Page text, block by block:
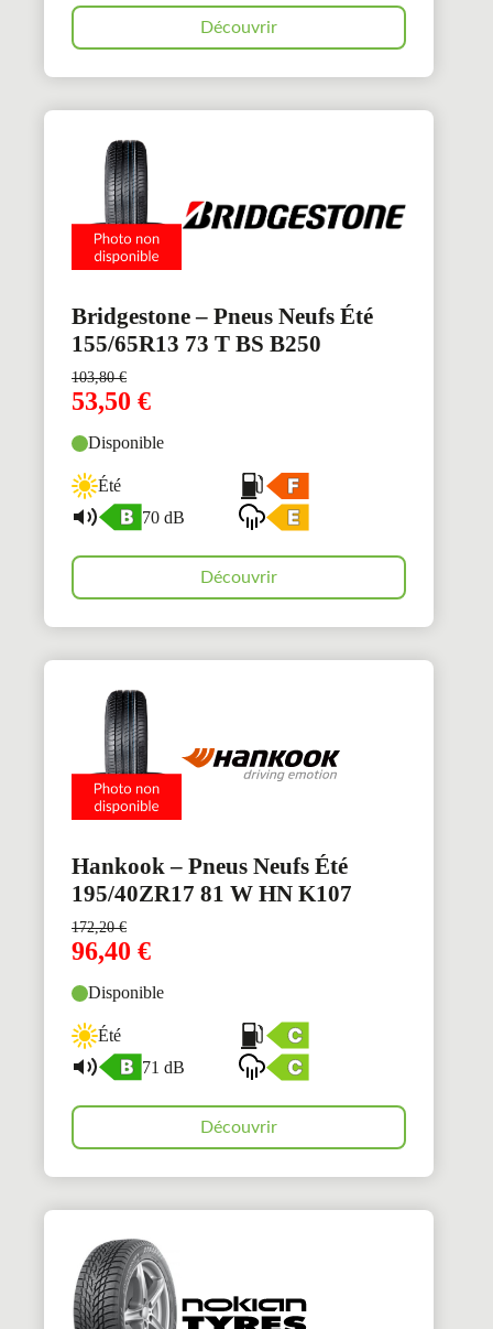
Découvrir
Bridgestone – Pneus Neufs Été
155/65R13 73 T BS B250
103,80€
53,50 €
Disponible
Été
70 dB
Découvrir
Hankook – Pneus Neufs Été
195/40ZR17 81 W HN K107
172,20€
96,40 €
Disponible
Été
71 dB
Découvrir